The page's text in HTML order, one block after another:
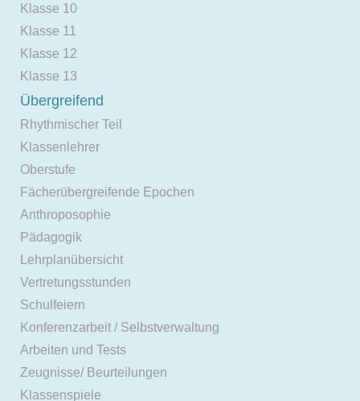
Klasse 10
Klasse 11
Klasse 12
Klasse 13
Übergreifend
Rhythmischer Teil
Klassenlehrer
Oberstufe
Fächerübergreifende Epochen
Anthroposophie
Pädagogik
Lehrplanübersicht
Vertretungsstunden
Schulfeiern
Konferenzarbeit / Selbstverwaltung
Arbeiten und Tests
Zeugnisse/ Beurteilungen
Klassenspiele